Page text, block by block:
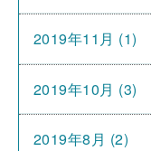
2019年11月 (1)
2019年10月 (3)
2019年8月 (2)